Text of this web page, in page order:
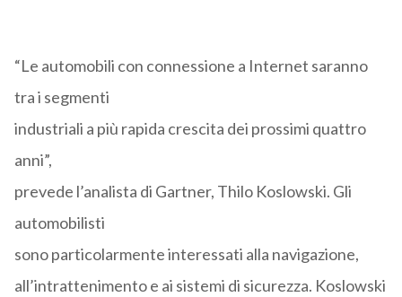
“Le automobili con connessione a Internet saranno
tra i segmenti
industriali a più rapida crescita dei prossimi quattro
anni”,
prevede l’analista di Gartner, Thilo Koslowski. Gli
automobilisti
sono particolarmente interessati alla navigazione,
all’intrattenimento e ai sistemi di sicurezza. Koslowski